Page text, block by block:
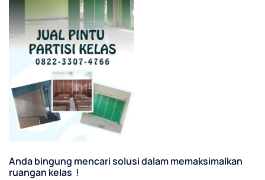
Anda bingung mencari solusi dalam memaksimalkan
ruangan kelas !